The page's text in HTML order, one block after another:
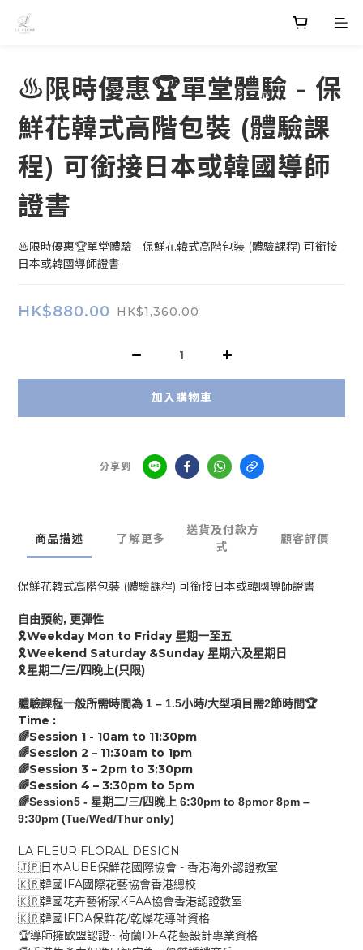
♨️限時優惠🏆單堂體驗 - 保
鮮花韓式高階包裝 (體驗課
程) 可銜接日本或韓國導師
證書
♨️限時優惠🏆單堂體驗 - 保鮮花韓式高階包裝 (體驗課程) 可銜接
日本或韓國導師證書
HK$880.00 HK$1,360.00
加入購物車
分享到
商品描述 了解更多
送貨及付款方
式
顧客評價
保鮮花韓式高階包裝 (體驗課程) 可銜接日本或韓國導師證書
自由預約, 更彈性
🎗Weekday Mon to Friday 星期一至五
🎗Weekend Saturday &Sunday 星期六及星期日
🎗星期二/三/四 晚上(只限)
體驗課程一般所需時間為 1 – 1.5小時/大型項目需2節時間 🏆
Time :
🌈Session 1 - 10am to 11:30pm
🌈Session 2 – 11:30am to 1pm
🌈Session 3 – 2pm to 3:30pm
🌈Session 4 – 3:30pm to 5pm
🌈Session5 - 星期二/三/四晚上 6:30pm to 8pmor 8pm –
9:30pm (Tue/Wed/Thur only)
LA FLEUR FLORAL DESIGN
🇯🇵 日本AUBE保鮮花國際協會 - 香港海外認證教室
🇰🇷韓國 IFA國際花藝協會香港總校
🇰🇷韓國花卉藝術家 KFAA協會香港認證教室
🇰🇷韓國 IFDA保鮮花/乾燥花導師資格
🏆導師擁歐盟認證~ 荷蘭 DFA花藝設計專業資格